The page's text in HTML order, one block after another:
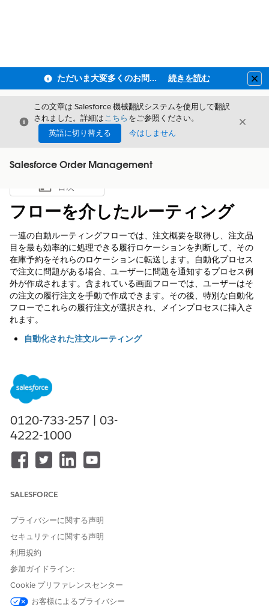
ただいま大変多くのお問い合わせをいただいており、ご連絡までにお時間を頂戴しております 続きを読む
閉じる
この文章は Salesforce 機械翻訳システムを使用して翻訳
されました。詳細はこちら をご参照ください。
英語に切り替える
今はしません
閉じる
Salesforce Order Management
目次を表示
目次
フローを介したルーティング
一連の自動ルーティングフローでは、注文概要を取得し、注文品
目を最も効率的に処理できる履行ロケーションを判断して、その
在庫予約をそれらのロケーションに転送します。自動化プロセス
で注文に問題がある場合、ユーザーに問題を通知するプロセス例
外が作成されます。含まれている画面フローでは、ユーザーはそ
の注文の履行注文を手動で作成できます。その後、特別な自動化
フローでこれらの履行注文が選択され、メインプロセスに挿入さ
れます。
自動化された注文ルーティング
きるフローコアアクションがいくつか含まれています。これら
のアクションは、まず注文を履行できるロケーションを特定し
て、次に受取人に最も近いロケーションを決定することで連携
します。この機能には Connect API を使用してアクセスする
こともできます。
オムニチャネル在庫を使用している場合、そのフローコアアク
ションをルーティングロジックと組み合わせて、履行プロセス
ルーティングが完全でなかった注文や、予約がキャンセルされ
以前のルーティング試行に関する情報が役立ちます。この情報
を管理するには、注文概要ルーティングスケジュールオブジェ
クトと、注文概要オブジェクトの [ルーティング試行] 項目を
使用します。
0120-733-257 | 03-
4222-1000
SALESFORCE
プライバシーに関する声明
セキュリティに関する声明
利用規約
参加ガイドライン:
Cookie プリファレンスセンター
お客様によるプライバシー